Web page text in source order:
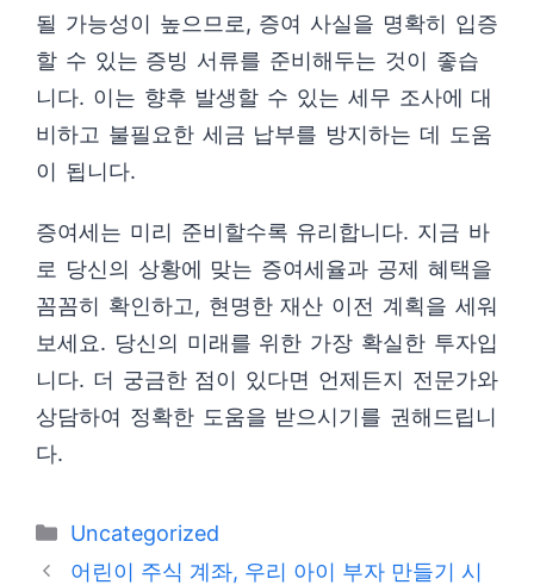
될 가능성이 높으므로, 증여 사실을 명확히 입증
할 수 있는 증빙 서류를 준비해두는 것이 좋습
니다. 이는 향후 발생할 수 있는 세무 조사에 대
비하고 불필요한 세금 납부를 방지하는 데 도움
이 됩니다.
증여세는 미리 준비할수록 유리합니다. 지금 바
로 당신의 상황에 맞는 증여세율과 공제 혜택을
꼼꼼히 확인하고, 현명한 재산 이전 계획을 세워
보세요. 당신의 미래를 위한 가장 확실한 투자입
니다. 더 궁금한 점이 있다면 언제든지 전문가와
상담하여 정확한 도움을 받으시기를 권해드립니
다.
카
테
Uncategorized
어린이 주식 계좌, 우리 아이 부자 만들기 시